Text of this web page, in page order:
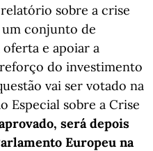
sobre a crise
conjunto de
e apoiar a
do investimento
vai ser votado na
Especial sobre a Crise
será depois
Europeu na